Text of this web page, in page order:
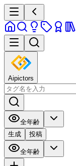
Aipictors
全年齢
生成
投稿
全年齢